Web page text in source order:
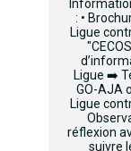
: •
Ligue
Ligue ➡️
GO-AJA
Ligue
réflexion
suivre